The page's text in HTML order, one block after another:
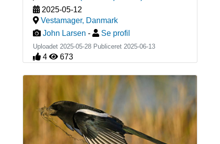
2025-05-12
Vestamager, Danmark
John Larsen - Se profil
Uploadet 2025-05-28 Publiceret 2025-06-13
4 673